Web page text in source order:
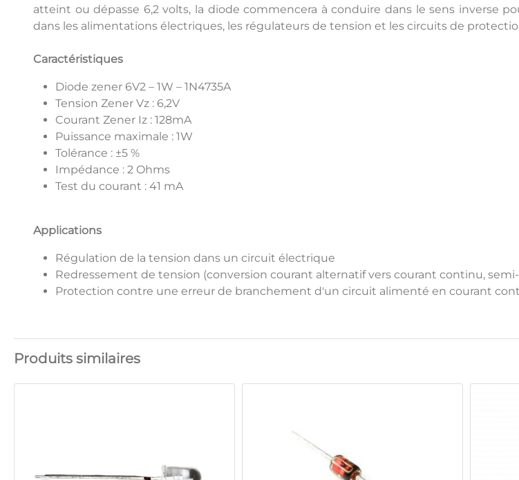
atteint ou dépasse 6,2 volts, la diode commencera à conduire dans le sens inverse
dans les alimentations électriques, les régulateurs de tension et les circuits de
Caractéristiques
Diode zener 6V2 – 1W – 1N4735A
Tension Zener Vz : 6,2V
Courant Zener Iz : 128mA
Puissance maximale : 1W
Tolérance : ±5 %
Impédance : 2 Ohms
Test du courant : 41 mA
Applications
Régulation de la tension dans un circuit électrique
Redressement de tension (conversion courant alternatif vers courant continu, semi-
Protection contre une erreur de branchement d'un circuit alimenté en courant
Produits similaires